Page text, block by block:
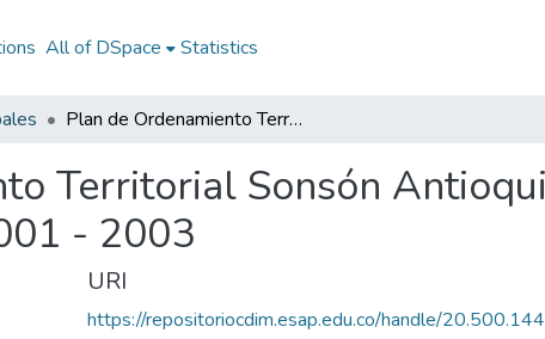
All of DSpace Statistics
Plan de Ordenamiento Territorial Sonsón Antioquia 2001 - 2003: POT Sonsón Antioquia 2001 - 2003
Territorial Sonsón
- 2003
URI
https://repositoriocdim.esap.edu.co/handle/